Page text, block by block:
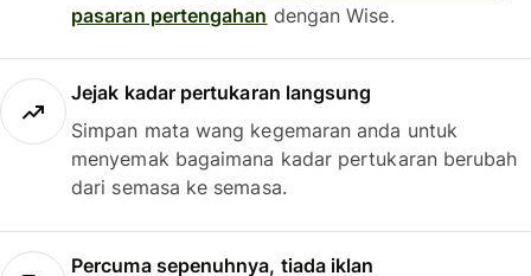
pasaran pertengahan dengan Wise.
Jejak kadar pertukaran langsung
Simpan mata wang kegemaran anda untuk
menyemak bagaimana kadar pertukaran berubah
dari semasa ke semasa.
Percuma sepenuhnya, tiada iklan